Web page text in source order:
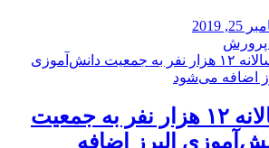
2019
پرورش
️سالانه ۱۲ هزار نفر به جمعیت
البرز اضافه